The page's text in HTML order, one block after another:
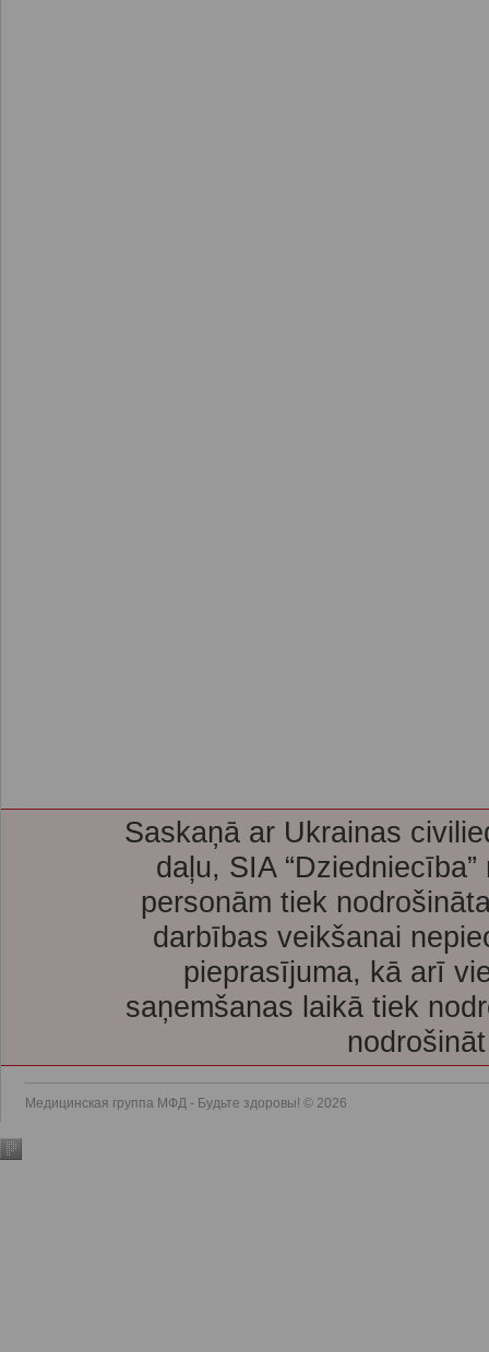
Saskaņā ar Ukrainas
daļu, SIA
personām tiek
darbības veikšanai
pieprasījuma, kā arī
saņemšanas laikā tiek
Медицинская группа МФД - Будьте здоровы! © 2026